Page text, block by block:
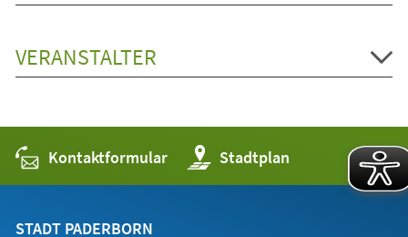
VERANSTALTER
Kontaktformular Stadtplan
(Öffnet
in
einem
STADT PADERBORN